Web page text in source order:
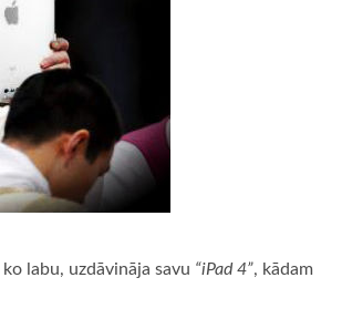
labu, uzdāvināja savu “iPad 4”, kādam